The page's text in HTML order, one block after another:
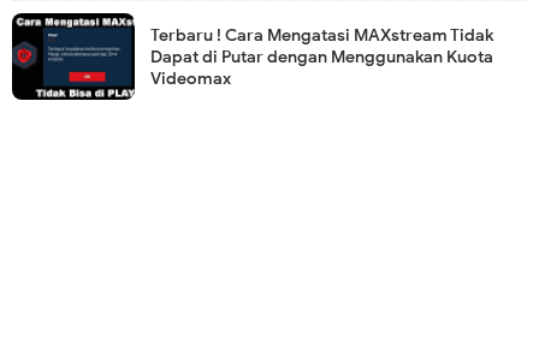
Terbaru ! Cara Mengatasi MAXstream Tidak
Dapat di Putar dengan Menggunakan Kuota
Videomax